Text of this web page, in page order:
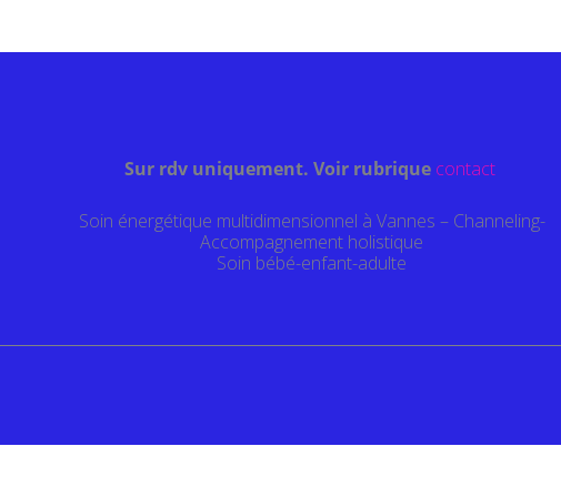
Sur rdv uniquement. Voir rubrique contact
Soin énergétique multidimensionnel à Vannes – Channeling-
Accompagnement holistique
Soin bébé-enfant-adulte